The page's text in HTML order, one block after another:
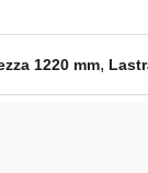
1220 mm,